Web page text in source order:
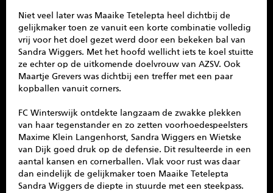
Niet veel later was Maaike Tetelepta heel dichtbij de
gelijkmaker toen ze vanuit een korte combinatie volledig
vrij voor het doel gezet werd door een bekeken bal van
Sandra Wiggers. Met het hoofd wellicht iets te koel stuitte
ze echter op de uitkomende doelvrouw van AZSV. Ook
Maartje Grevers was dichtbij een treffer met een paar
kopballen vanuit corners.
FC Winterswijk ontdekte langzaam de zwakke plekken
van haar tegenstander en zo zetten voorhoedespeelsters
Maxime Klein Langenhorst, Sandra Wiggers en Wietske
van Dijk goed druk op de defensie. Dit resulteerde in een
aantal kansen en cornerballen. Vlak voor rust was daar
dan eindelijk de gelijkmaker toen Maaike Tetelepta
Sandra Wiggers de diepte in stuurde met een steekpass.